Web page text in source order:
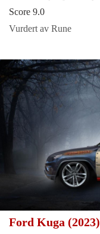
Score 9.0
Vurdert av Rune
Ford Kuga (2023)